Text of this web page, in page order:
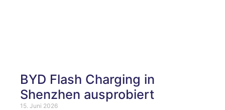
BYD Flash Charging in
Shenzhen ausprobiert
15. Juni 2026